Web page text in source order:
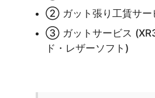
② ガット張り工賃サー
③ ガットサービス
ド・レザーソフト)